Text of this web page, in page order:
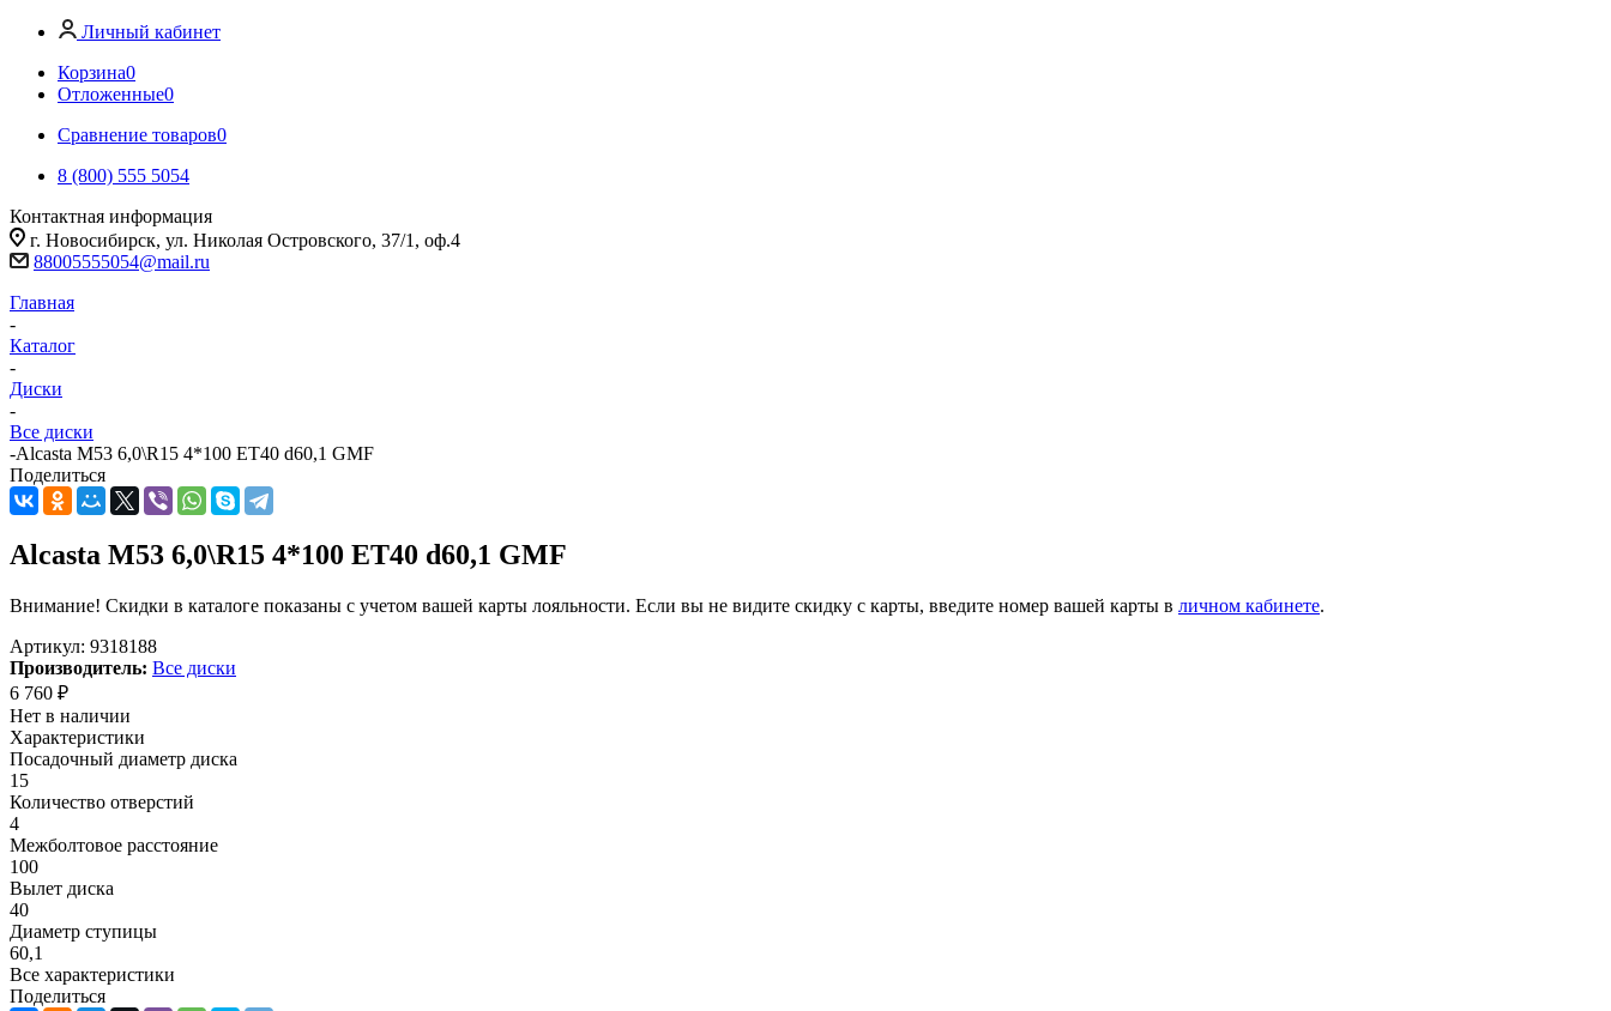
Личный кабинет
Корзина0
Отложенные0
Сравнение товаров0
8 (800) 555 5054
Контактная информация
г. Новосибирск, ул. Николая Островского, 37/1, оф.4
88005555054@mail.ru
Главная
-
Каталог
-
Диски
-
Все диски
-Alcasta M53 6,0\R15 4*100 ET40 d60,1 GMF
Поделиться
Alcasta M53 6,0\R15 4*100 ET40 d60,1 GMF
Внимание! Скидки в каталоге показаны с учетом вашей карты лояльности. Если вы не видите скидку с карты, введите номер вашей карты в личном кабинете.
Артикул: 9318188
Производитель: Все диски
6 760 ₽
Нет в наличии
Характеристики
Посадочный диаметр диска
15
Количество отверстий
4
Межболтовое расстояние
100
Вылет диска
40
Диаметр ступицы
60,1
Все характеристики
Поделиться